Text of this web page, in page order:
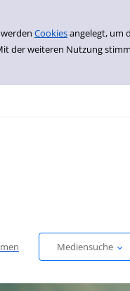
Cookiesangelegt, um
der weiteren Nutzung
Mediensuche